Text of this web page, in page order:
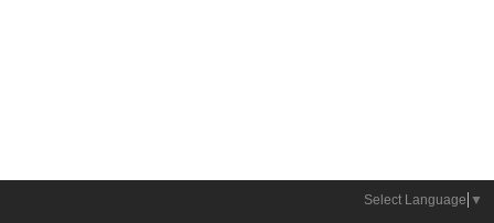
Select Language ▼